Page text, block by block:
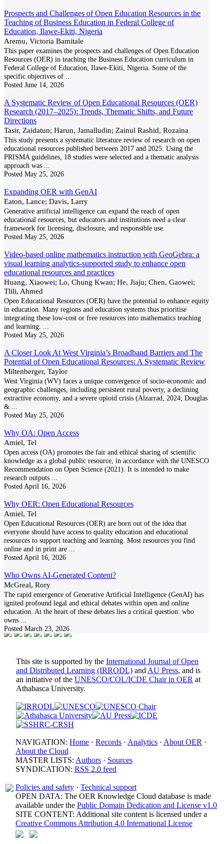
Prospects and Challenges of Open Education Resources in the
Teaching of Business Education in Federal College of
Education, Ilawe-Ekiti, Nigeria
Aremu, Victoria Bamitale
This paper examines the prospects and challenges of Open Education
Resources (OER) in teaching the Business Education curriculum in
Federal College of Education, Ilawe-Ekiti, Nigeria. Some of the
specific objectives of
Posted June 14, 2026
A Systematic Review of Open Educational Resources (OER)
Research (2017–2025): Trends, Thematic Shifts, and Future
Directions
Tasir, Zaidatun; Harun, Jamalludin; Zainul Rashid, Rozaina
This study presents a systematic literature review of research on open
educational resources published between 2017 and 2025. Using the
PRISMA guidelines, 18 studies were selected and a thematic analysis
approach was
Posted May 25, 2026
Expanding OER with GenAI
Eaton, Lance; Davis, Larry
Generative artificial intelligence can expand the reach of open
educational resources, but educators and institutions need a clear
framework for licensing, disclosure, and responsible use.
Posted May 25, 2026
Video-based online mathematics instruction with GeoGebra: a
visual learning analytics-supported study to enhance open
educational resources and practices
Huang, Xiaowei; Lo, Chung Kwan; He, Jiaju; Chen, Gaowei;
Tlili, Ahmed
Open Educational Resources (OER) have the potential to enhance equity
in education. Many regions and education systems thus prioritise
integrating these low-cost or free resources into mathematics teaching
and learning.
Posted May 25, 2026
A Closer Look At West Virginia’s Broadband Barriers and The
Potential of Open Educational Resources: A Systematic Review
Miltenberger, Taylor
West Virginia (WV) faces a unique convergence of socio-economic and
geographic challenges, including persistent rural poverty, a declining
extractive economy, and a severe opioid crisis (Alzarrad, 2024; Douglas
&
Posted May 25, 2026
Why OA: Open Access
Amiel, Tel
Open access (OA) promotes the fair and ethical sharing of scientific
knowledge as a global public resource, in accordance with the UNESCO
Recommendation on Open Science (2021). It is intended to make
research outputs
Posted April 16, 2026
Why OER: Open Educational Resources
Amiel, Tel
Open Educational Resources (OER) are born out of the idea that
everyone should have access to quality education and educational
resources to support teaching and learning. Most resources you find
online and in print are
Posted April 16, 2026
Who Owns AI-Generated Content?
McGreal, Rory
The rapid emergence of Generative Artificial Intelligence (GenAI) has
ignited profound legal and ethical debates within open and online
education. At the heart of these debates lies a critical question: who
owns
Posted March 23, 2026
This site is supported by the International Journal of Open
and Distributed Learning (IRRODL) and AU Press, and is
an initiative of the UNESCO/COL/ICDE Chair in OER at
Athabasca University.
NAVIGATION: Home · Records · Analytics · About OER ·
About the Cloud
MASTER LISTS: Authors · Sources
SYNDICATION: RSS 2.0 feed
Policies and safety · Technical support
OPEN DATA: The OER Knowledge Cloud database is made
available under the Public Domain Dedication and License v1.0
SITE CONTENT: Additional site content is licensed under a
Creative Commons Attribution 4.0 International License